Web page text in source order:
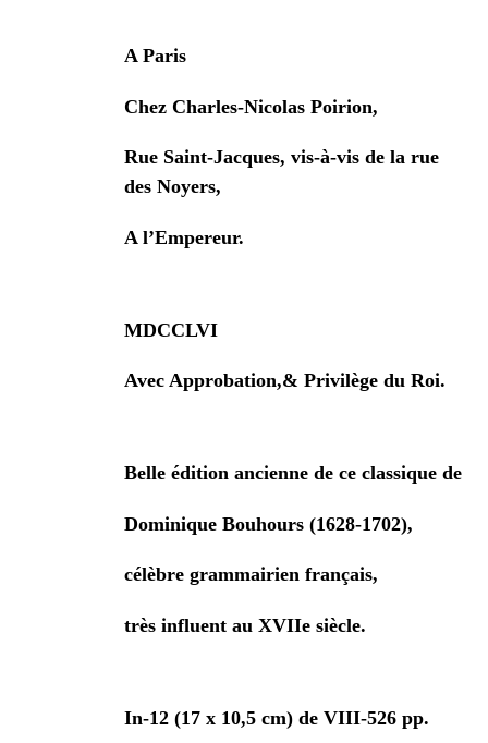
A Paris
Chez Charles-Nicolas Poirion,
Rue Saint-Jacques, vis-à-vis de la rue
des Noyers,
A l’Empereur.
MDCCLVI
Avec Approbation,& Privilège du Roi.
Belle édition ancienne de ce classique de
Dominique Bouhours (1628-1702),
célèbre grammairien français,
très influent au XVIIe siècle.
In-12 (17 x 10,5 cm) de VIII-526 pp.